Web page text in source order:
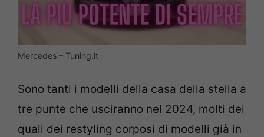
Mercedes – Tuning.it
Sono tanti i modelli della casa della stella a
tre punte che usciranno nel 2024, molti dei
quali dei restyling corposi di modelli già in